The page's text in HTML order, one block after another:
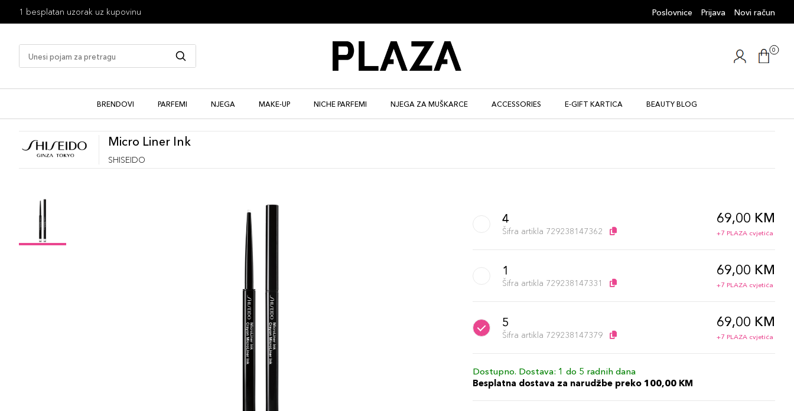
1 besplatan uzorak uz kupovinu Poslovnice Prijava Novi račun
0
BRENDOVI PARFEMI NJEGA MAKE-UP NICHE PARFEMI NJEGA ZA MUŠKARCE ACCESSORIES E-GIFT KARTICA BEAUTY BLOG
Micro Liner Ink
SHISEIDO
4
Šifra artikla 729238147362
69,00 KM
+7 PLAZA cvjetića
1
Šifra artikla 729238147331
69,00 KM
+7 PLAZA cvjetića
5
Šifra artikla 729238147379
69,00 KM
+7 PLAZA cvjetića
Dostupno. Dostava: 1 do 5 radnih dana
Besplatna dostava za narudžbe preko 100,00 KM